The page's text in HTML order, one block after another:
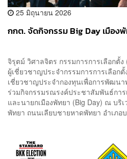
25 มิถุนายน 2026
กกต. จัดกิจกรรม Big Day เมือง
จิรุตม์ วิศาลจิตร กรรมการการเลือกตั้
ผู้เชี่ยวชาญประจำกรรมการการเลือก
เชี่ยวชาญประจำกองทุนเพื่อการพัฒน
ร่วมกิจกรรมรณรงค์ประชาสัมพันธ์การ
และนายกเมืองพัทยา (Big Day) ณ บ
พัทยา ถนนเลียบชายหาดพัทยา อำเภอ